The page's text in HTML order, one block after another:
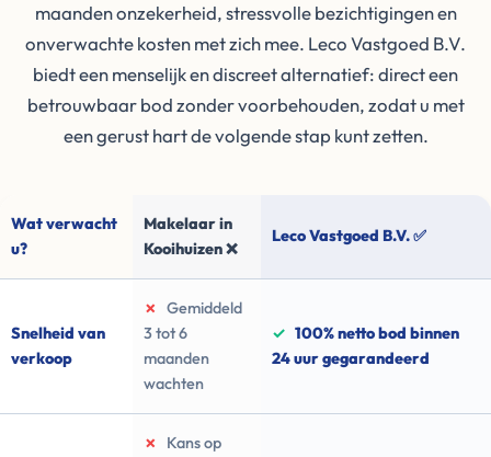
maanden onzekerheid, stressvolle bezichtigingen en
onverwachte kosten met zich mee. Leco Vastgoed B.V.
biedt een menselijk en discreet alternatief: direct een
betrouwbaar bod zonder voorbehouden, zodat u met
een gerust hart de volgende stap kunt zetten.
Wat verwacht
u?
Makelaar in
Kooihuizen ❌
Leco Vastgoed B.V. ✅
Snelheid van
verkoop
✗
Gemiddeld
3 tot 6
maanden
wachten
✓ 100% netto bod binnen
24 uur gegarandeerd
✗
Kans op